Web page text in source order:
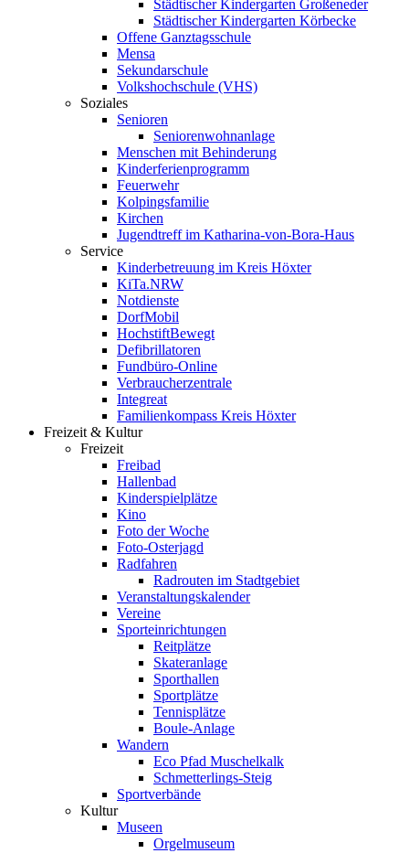
Städtischer Kindergarten Großeneder
Städtischer Kindergarten Körbecke
Offene Ganztagsschule
Mensa
Sekundarschule
Volkshochschule (VHS)
Soziales
Senioren
Seniorenwohnanlage
Menschen mit Behinderung
Kinderferienprogramm
Feuerwehr
Kolpingsfamilie
Kirchen
Jugendtreff im Katharina-von-Bora-Haus
Service
Kinderbetreuung im Kreis Höxter
KiTa.NRW
Notdienste
DorfMobil
HochstiftBewegt
Defibrillatoren
Fundbüro-Online
Verbraucherzentrale
Integreat
Familienkompass Kreis Höxter
Freizeit & Kultur
Freizeit
Freibad
Hallenbad
Kinderspielplätze
Kino
Foto der Woche
Foto-Osterjagd
Radfahren
Radrouten im Stadtgebiet
Veranstaltungskalender
Vereine
Sporteinrichtungen
Reitplätze
Skateranlage
Sporthallen
Sportplätze
Tennisplätze
Boule-Anlage
Wandern
Eco Pfad Muschelkalk
Schmetterlings-Steig
Sportverbände
Kultur
Museen
Orgelmuseum